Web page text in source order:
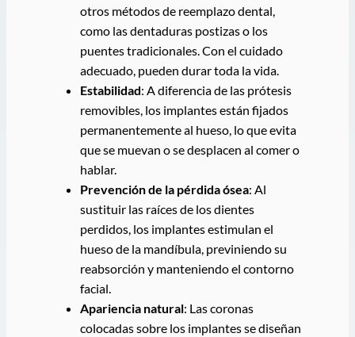
otros métodos de reemplazo dental,
como las dentaduras postizas o los
puentes tradicionales. Con el cuidado
adecuado, pueden durar toda la vida.
Estabilidad: A diferencia de las prótesis
removibles, los implantes están fijados
permanentemente al hueso, lo que evita
que se muevan o se desplacen al comer o
hablar.
Prevención de la pérdida ósea: Al
sustituir las raíces de los dientes
perdidos, los implantes estimulan el
hueso de la mandíbula, previniendo su
reabsorción y manteniendo el contorno
facial.
Apariencia natural: Las coronas
colocadas sobre los implantes se diseñan